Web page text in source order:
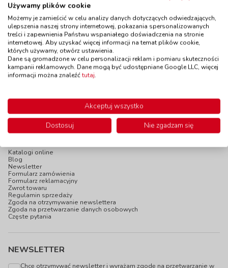
Dostępność do 14 dni
865,00 zł z VAT
Do koszyka
biegiem wstecznym
- zielona
kod: WY91907
Dostępnośćdo 14 dni
59,90 zł z VAT
Do koszyka
INFOPANEL
Katalogi online
Blog
Newsletter
Formularz zamówienia
Formularz reklamacyjny
Zwrot towaru
Regulamin sprzedaży
Zgoda na otrzymywanie newslettera
Zgoda na przetwarzanie danych osobowych
Częste pytania
NEWSLETTER
Chcę otrzymywać newsletter i wyrażam zgodę na przetwarzanie w
Używamy plików cookie
Możemy je zamieścić w celu analizy danych dotyczących odwiedzających,
ulepszenia naszej strony internetowej, pokazania spersonalizowanych
treści i zapewnienia Państwu wspaniałego doświadczenia na stronie
internetowej. Aby uzyskać więcej informacji na temat plików cookie,
których używamy, otwórz ustawienia.
Dane są gromadzone w celu personalizacji reklam i pomiaru skuteczności
kampanii reklamowych. Dane mogą być udostępniane Google LLC, więcej
informacji można znaleźćtutaj.
Akceptuj wszystko
Dostosuj
Nie zgadzam się